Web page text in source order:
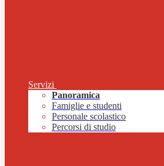
Servizi
Panoramica
Famiglie e studenti
Personale scolastico
Percorsi di studio